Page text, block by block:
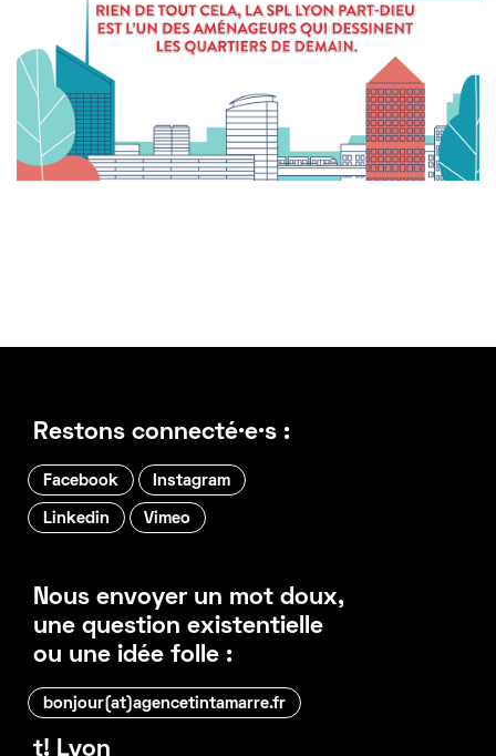
Restons connecté·e·s :
Facebook Instagram
Linkedin Vimeo
Nous envoyer un mot doux,
une question existentielle
ou une idée folle :
bonjour(at)agencetintamarre.fr
t! Lyon